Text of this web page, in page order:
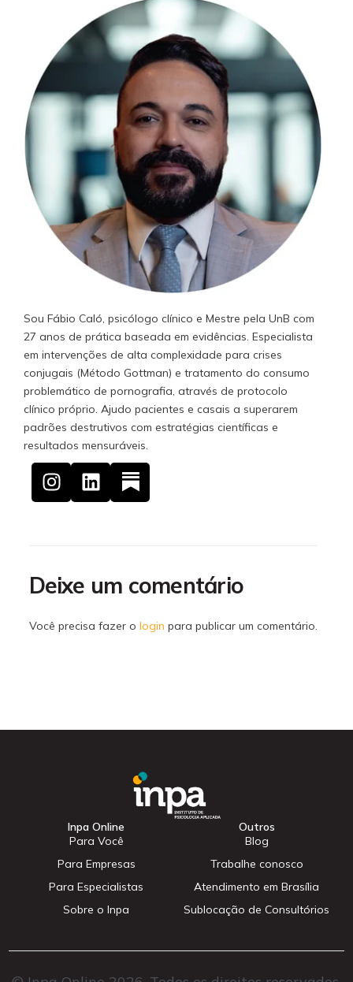
Sou Fábio Caló, psicólogo clínico e Mestre pela UnB com
27 anos de prática baseada em evidências. Especialista
em intervenções de alta complexidade para crises
conjugais (Método Gottman) e tratamento do consumo
problemático de pornografia, através de protocolo
clínico próprio. Ajudo pacientes e casais a superarem
padrões destrutivos com estratégias científicas e
resultados mensuráveis.
Deixe um comentário
Você precisa fazer o login para publicar um comentário.
Inpa Online
Para Você
Para Empresas
Para Especialistas
Sobre o Inpa
Outros
Blog
Trabalhe conosco
Atendimento em Brasília
Sublocação de Consultórios